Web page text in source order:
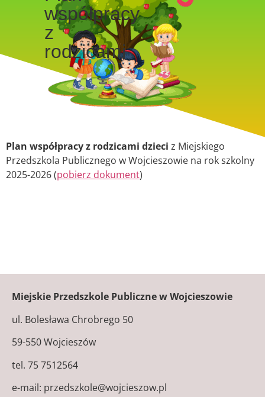
współpracy
z
rodzicami
Plan współpracy z rodzicami dzieci z Miejskiego
Przedszkola Publicznego w Wojcieszowie na rok szkolny
2025-2026 (pobierz dokument)
Miejskie Przedszkole Publiczne w Wojcieszowie
ul. Bolesława Chrobrego 50
59-550 Wojcieszów
tel. 75 7512564
e-mail: przedszkole@wojcieszow.pl